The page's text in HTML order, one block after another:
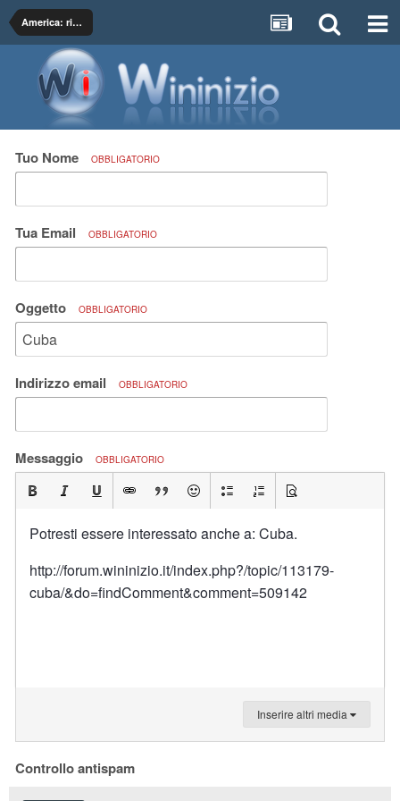
America: ricordi e proposte di viaggio
Tuo Nome OBBLIGATORIO
Tua Email OBBLIGATORIO
Oggetto OBBLIGATORIO
Indirizzo email OBBLIGATORIO
Messaggio OBBLIGATORIO
Potresti essere interessato anche a: Cuba.
http://forum.wininizio.it/index.php?/topic/113179-
cuba/&do=findComment&comment=509142
Inserire altri media
Controllo antispam